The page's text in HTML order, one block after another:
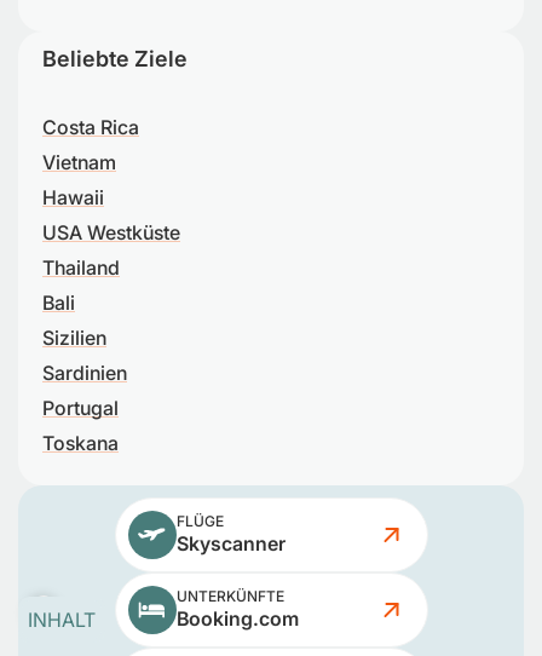
INHALT
Beliebte Ziele
Costa Rica
Vietnam
Hawaii
USA Westküste
Thailand
Bali
Sizilien
Sardinien
Portugal
Toskana
FLÜGE
Skyscanner
UNTERKÜNFTE
Booking.com